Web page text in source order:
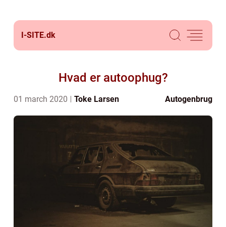
I-SITE.dk
Hvad er autoophug?
01 march 2020 Toke Larsen Autogenbrug